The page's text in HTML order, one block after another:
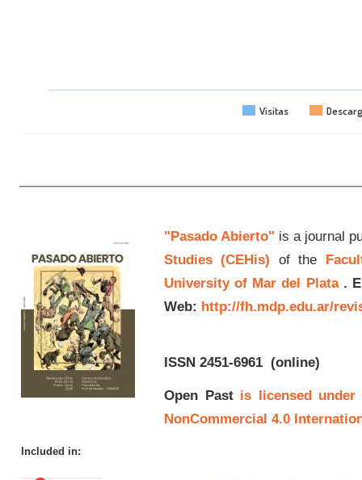
Visitas
"Pasado Abierto" is a journal
Studies (CEHis) of the
University of Mar del Plata.
Web: http://fh.mdp.edu.ar/
ISSN 2451-6961(online)
Open Past is licensed under
NonCommercial 4.0
Included in: